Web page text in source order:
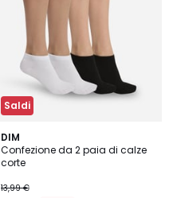
Saldi
DIM
Confezione da 2 paia di calze
corte
13,99 €
4,1
/ 5